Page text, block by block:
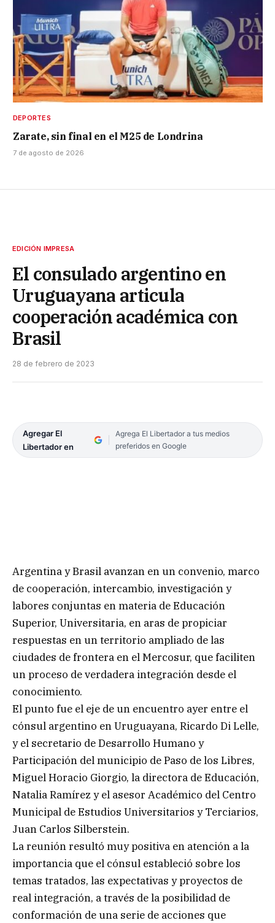
DEPORTES
Zarate, sin final en el M25 de Londrina
7 de agosto de 2026
EDICIÓN IMPRESA
El consulado argentino en
Uruguayana articula
cooperación académica con
Brasil
28 de febrero de 2023
Agregar El
Libertador en
Agrega El Libertador a tus medios
preferidos en Google
Argentina y Brasil avanzan en un convenio, marco
de cooperación, intercambio, investigación y
labores conjuntas en materia de Educación
Superior, Universitaria, en aras de propiciar
respuestas en un territorio ampliado de las
ciudades de frontera en el Mercosur, que faciliten
un proceso de verdadera integración desde el
conocimiento.
El punto fue el eje de un encuentro ayer entre el
cónsul argentino en Uruguayana, Ricardo Di Lelle,
y el secretario de Desarrollo Humano y
Participación del municipio de Paso de los Libres,
Miguel Horacio Giorgio, la directora de Educación,
Natalia Ramírez y el asesor Académico del Centro
Municipal de Estudios Universitarios y Terciarios,
Juan Carlos Silberstein.
La reunión resultó muy positiva en atención a la
importancia que el cónsul estableció sobre los
temas tratados, las expectativas y proyectos de
real integración, a través de la posibilidad de
conformación de una serie de acciones que